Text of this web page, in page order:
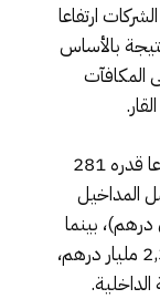
ارتفاعا
15 في المائة)، نتيجة بالأساس
المكافآت
ومن جهتها، سجلت الضريبة على الدخل ارتفاعا قدره 281
بفضل المداخيل
الضريبية (زائد 234 مليون درهم)، بينما
ارتفعت الضريبة على القيمة المضافة بمقدار 2,3 مليار درهم،